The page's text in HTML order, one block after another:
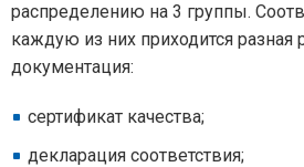
распределению на 3 группы.
каждую из них приходится разная
документация:
сертификат качества;
декларация соответствия;